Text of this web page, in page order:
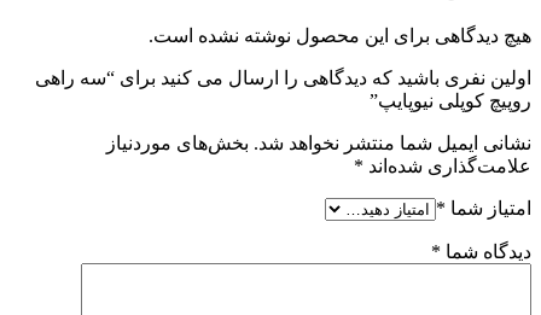
هیچ دیدگاهی برای این محصول نوشته نشده است.
اولین نفری باشید که دیدگاهی را ارسال می کنید برای “سه راهی
روپیچ کوپلی نیوپایپ”
نشانی ایمیل شما منتشر نخواهد شد. بخش‌های موردنیاز
علامت‌گذاری شده‌اند *
امتیاز شما *
دیدگاه شما *